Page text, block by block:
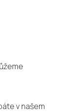
v našem